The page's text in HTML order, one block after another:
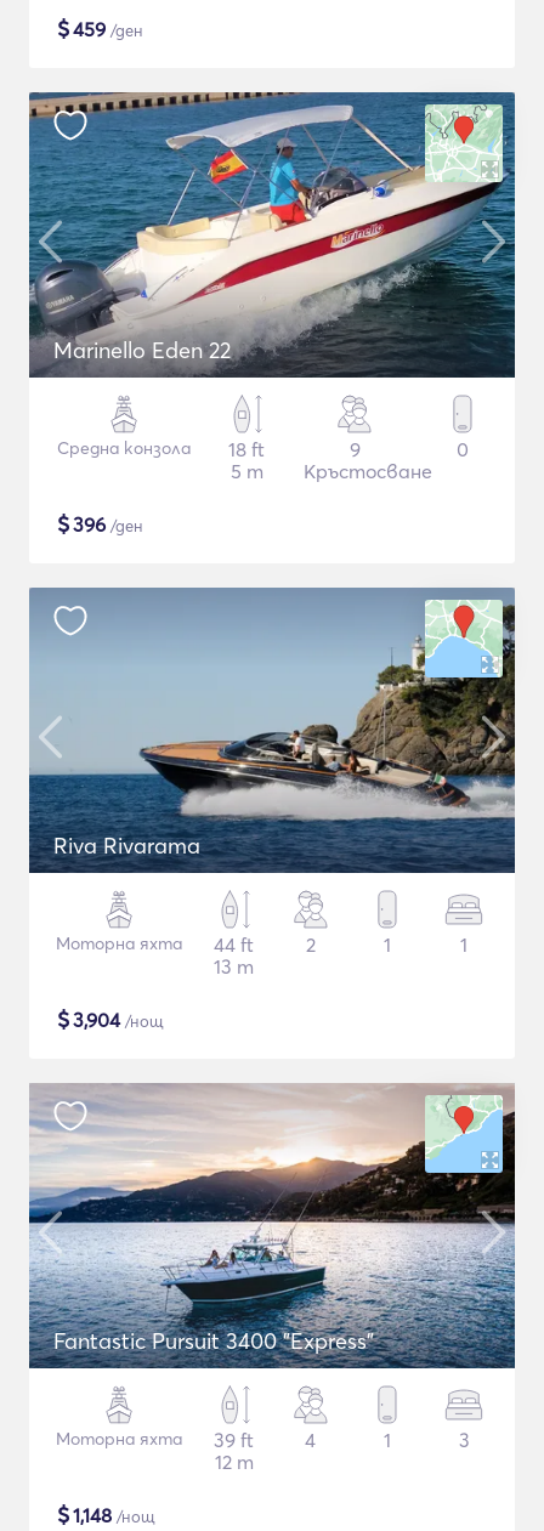
$459 /ден
Marinello Eden 22
Средна конзола
18 ft
5 m
9
Кръстосване
0
$396 /ден
Riva Rivarama
Моторна яхта
44 ft
13 m
2 1 1
$3,904/нощ
Fantastic Pursuit 3400 "Express"
Моторна яхта
39 ft
12 m
4 1 3
$1,148 /нощ